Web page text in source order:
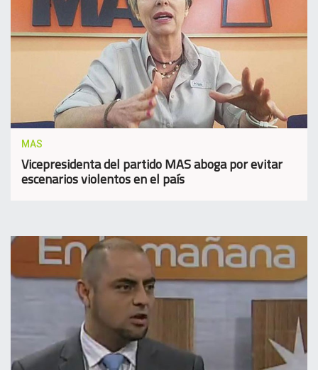
MAS
Vicepresidenta del partido MAS aboga por evitar
escenarios violentos en el país